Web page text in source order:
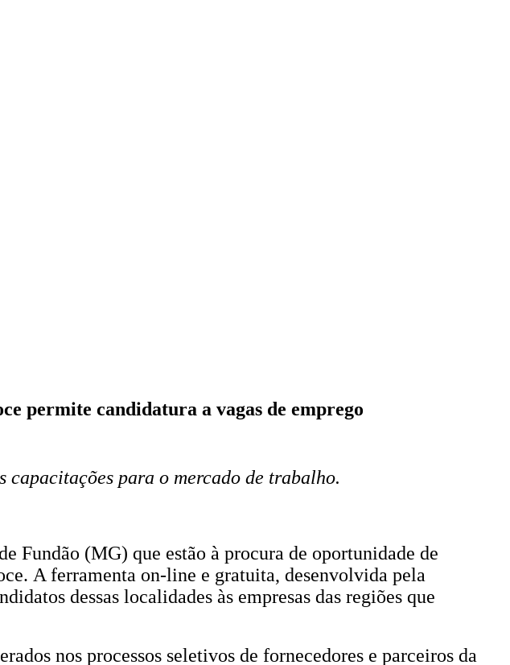
permite candidatura a vagas de emprego
capacitações para o mercado de trabalho.
Fundão (MG) que estão à procura de oportunidade de
A ferramenta on-line e gratuita, desenvolvida pela
dessas localidades às empresas das regiões que
nos processos seletivos de fornecedores e parceiros da